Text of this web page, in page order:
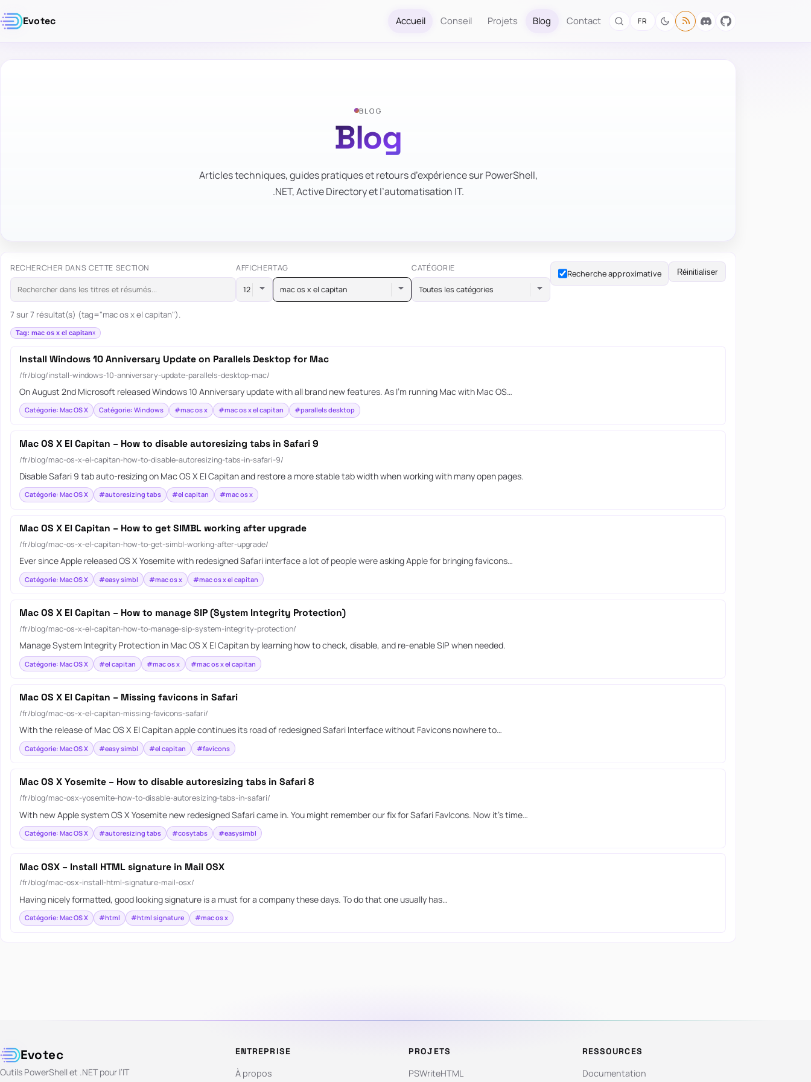
Evotec Accueil Conseil Projets Blog Contact FR
BLOG
Blog
Articles techniques, guides pratiques et retours d’expérience sur PowerShell,
.NET, Active Directory et l’automatisation IT.
RECHERCHER DANS CETTE SECTION AFFICHERTAG
mac os x el capitan
CATÉGORIE
Toutes les catégories
Recherche approximative Réinitialiser
7 sur 7 résultat(s) (tag="mac os x el capitan").
Tag: mac os x el capitan
Install Windows 10 Anniversary Update on Parallels Desktop for Mac
/fr/blog/install-windows-10-anniversary-update-parallels-desktop-mac/
On August 2nd Microsoft released Windows 10 Anniversary update with all brand new features. As I’m running Mac with Mac OS…
Catégorie: Mac OS X Catégorie: Windows #mac os x #mac os x el capitan #parallels desktop
Mac OS X El Capitan – How to disable autoresizing tabs in Safari 9
/fr/blog/mac-os-x-el-capitan-how-to-disable-autoresizing-tabs-in-safari-9/
Disable Safari 9 tab auto-resizing on Mac OS X El Capitan and restore a more stable tab width when working with many open pages.
Catégorie: Mac OS X #autoresizing tabs #el capitan #mac os x
Mac OS X El Capitan – How to get SIMBL working after upgrade
/fr/blog/mac-os-x-el-capitan-how-to-get-simbl-working-after-upgrade/
Ever since Apple released OS X Yosemite with redesigned Safari interface a lot of people were asking Apple for bringing favicons…
Catégorie: Mac OS X #easy simbl #mac os x #mac os x el capitan
Mac OS X El Capitan – How to manage SIP (System Integrity Protection)
/fr/blog/mac-os-x-el-capitan-how-to-manage-sip-system-integrity-protection/
Manage System Integrity Protection in Mac OS X El Capitan by learning how to check, disable, and re-enable SIP when needed.
Catégorie: Mac OS X #el capitan #mac os x #mac os x el capitan
Mac OS X El Capitan – Missing favicons in Safari
/fr/blog/mac-os-x-el-capitan-missing-favicons-safari/
With the release of Mac OS X El Capitan apple continues its road of redesigned Safari Interface without Favicons nowhere to…
Catégorie: Mac OS X #easy simbl #el capitan #favicons
Mac OS X Yosemite – How to disable autoresizing tabs in Safari 8
/fr/blog/mac-osx-yosemite-how-to-disable-autoresizing-tabs-in-safari/
With new Apple system OS X Yosemite new redesigned Safari came in. You might remember our fix for Safari FavIcons. Now it’s time…
Catégorie: Mac OS X #autoresizing tabs #cosytabs #easysimbl
Mac OSX – Install HTML signature in Mail OSX
/fr/blog/mac-osx-install-html-signature-mail-osx/
Having nicely formatted, good looking signature is a must for a company these days. To do that one usually has…
Catégorie: Mac OS X #html #html signature #mac os x
Evotec
Outils PowerShell et .NET pour l’IT
ENTREPRISE
À propos
PROJETS
PSWriteHTML
RESSOURCES
Documentation